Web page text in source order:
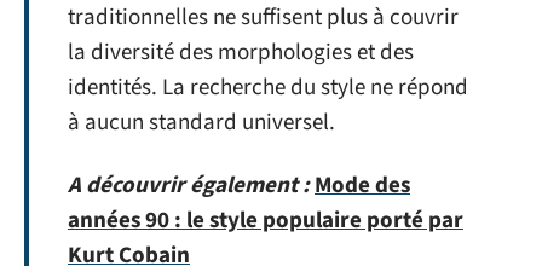
traditionnelles ne suffisent plus à couvrir
la diversité des morphologies et des
identités. La recherche du style ne répond
à aucun standard universel.
A découvrir également :Mode des
années 90 : le style populaire porté par
Kurt Cobain